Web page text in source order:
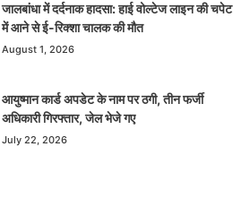
जालबांधा में दर्दनाक हादसा: हाई वोल्टेज लाइन की चपेट
में आने से ई-रिक्शा चालक की मौत
August 1, 2026
आयुष्मान कार्ड अपडेट के नाम पर ठगी, तीन फर्जी
अधिकारी गिरफ्तार, जेल भेजे गए
July 22, 2026